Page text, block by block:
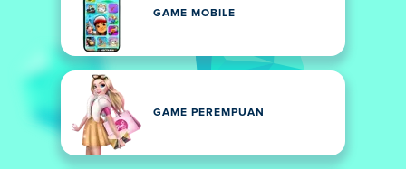
GAME MOBILE
GAME PEREMPUAN